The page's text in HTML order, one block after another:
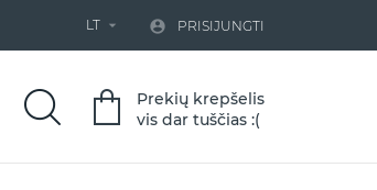
LT   PRISIJUNGTI
Prekių krepšelis
vis dar tuščias :(